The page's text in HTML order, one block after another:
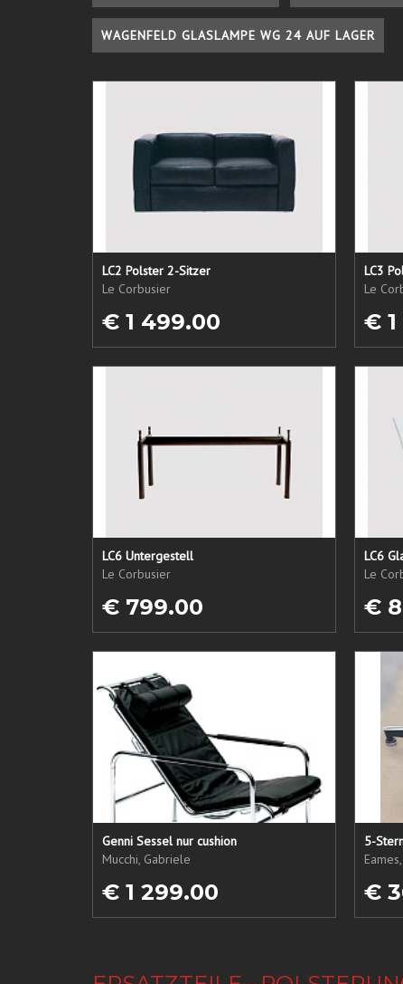
WAGENFELD GLASLAMPE WG 24 AUF LAGER
LC2 Polster 2-Sitzer
Le Corbusier
€ 1 499.00
LC3
Le
€
LC6 Untergestell
Le Corbusier
€ 799.00
LC6
Le
€
Genni Sessel nur cushion
Mucchi, Gabriele
€ 1 299.00
5-
€